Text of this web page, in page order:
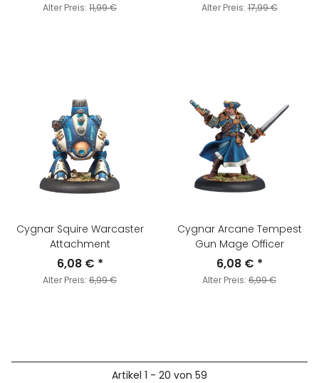
Alter Preis: 11,99 € Alter Preis:17,99 €
Cygnar Squire Warcaster
Attachment
6,08 € *
Alter Preis: 6,99 €
Cygnar Arcane Tempest
Gun Mage Officer
6,08 € *
Alter Preis: 6,99 €
Artikel 1 - 20 von 59